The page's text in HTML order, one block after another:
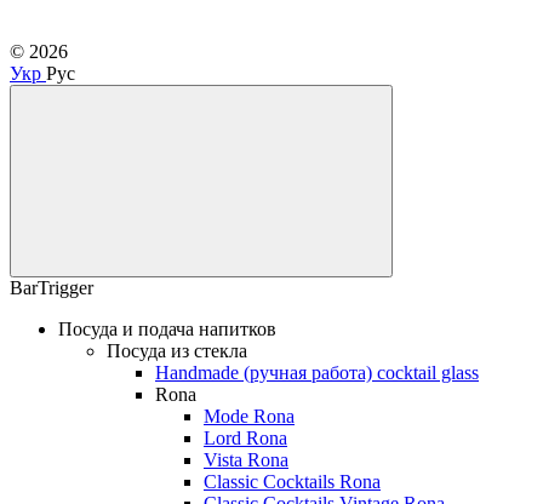
© 2026
Укр Рус
BarTrigger
Посуда и подача напитков
Посуда из стекла
Handmade (ручная работа) cocktail glass
Rona
Mode Rona
Lord Rona
Vista Rona
Classic Cocktails Rona